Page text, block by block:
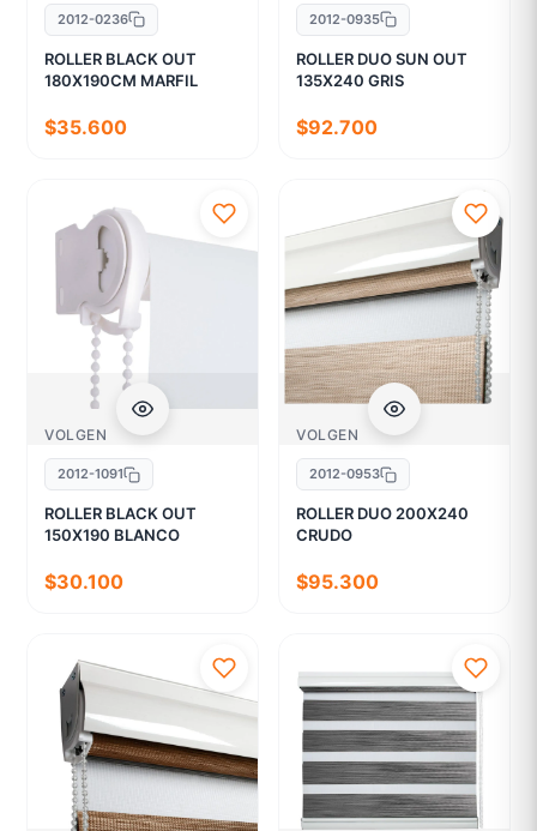
2012-0236
ROLLER BLACK OUT
180X190CM MARFIL
$35.600
2012-0935
ROLLER DUO SUN OUT
135X240 GRIS
$92.700
VOLGEN
2012-1091
ROLLER BLACK OUT
150X190 BLANCO
$30.100
VOLGEN
2012-0953
ROLLER DUO 200X240
CRUDO
$95.300